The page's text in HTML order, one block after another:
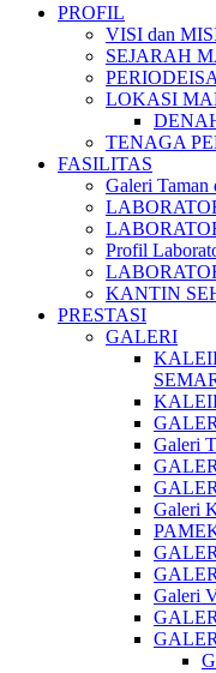
PROFIL
VISI dan
SEJARAH
LOKASI
TENAGA
FASILITAS
Galeri Taman
Profil
KANTIN
PRESTASI
GALERI
Galeri
Galeri
Galeri